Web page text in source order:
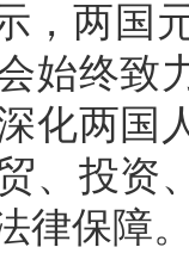
，两国
始终致
化两国
、投资
律保障